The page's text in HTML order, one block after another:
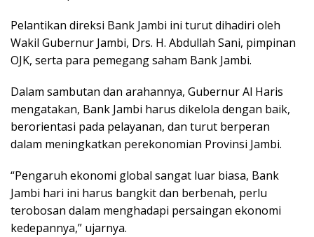
Pelantikan direksi Bank Jambi ini turut dihadiri oleh
Wakil Gubernur Jambi, Drs. H. Abdullah Sani, pimpinan
OJK, serta para pemegang saham Bank Jambi.
Dalam sambutan dan arahannya, Gubernur Al Haris
mengatakan, Bank Jambi harus dikelola dengan baik,
berorientasi pada pelayanan, dan turut berperan
dalam meningkatkan perekonomian Provinsi Jambi.
“Pengaruh ekonomi global sangat luar biasa, Bank
Jambi hari ini harus bangkit dan berbenah, perlu
terobosan dalam menghadapi persaingan ekonomi
kedepannya,” ujarnya.